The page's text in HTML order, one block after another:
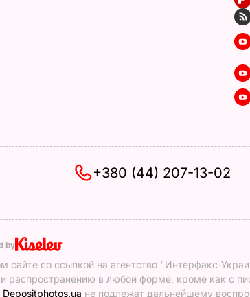
+380 (44) 207-13-02
by
со ссылкой на агентство "Интерфакс-
распространению в любой форме, кроме как с
Depositphotos.ua не подлежат дальнейшему